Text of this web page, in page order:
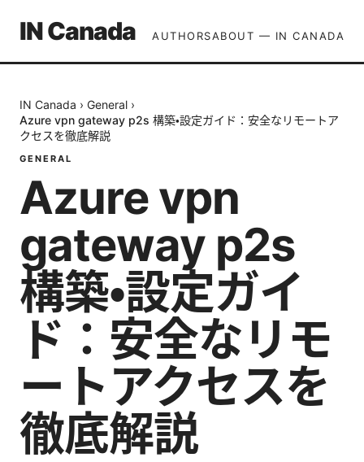
IN Canada AUTHORSABOUT — IN CANADA
IN Canada › General ›
Azure vpn gateway p2s 構築・設定ガイド：安全なリモートア
クセスを徹底解説
GENERAL
Azure vpn
gateway p2s
構築・設定ガイ
ド：安全なリモ
ートアクセスを
徹底解説